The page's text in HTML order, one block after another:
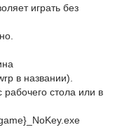
играть без
в названии).
стола или в